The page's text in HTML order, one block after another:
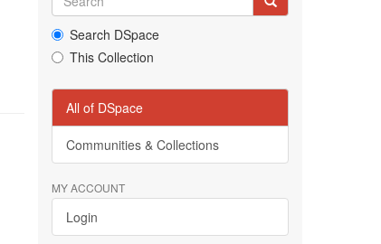
Search DSpace
This Collection
All of DSpace
Communities & Collections
MY ACCOUNT
Login